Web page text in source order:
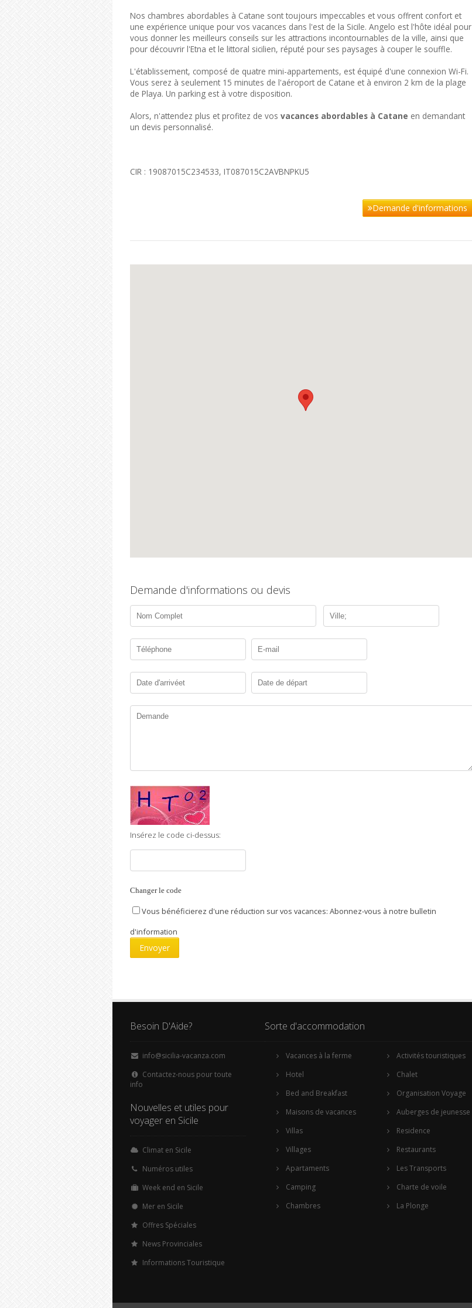
Nos chambres abordables à Catane sont toujours impeccables et vous offrent confort et
une expérience unique pour vos vacances dans l'est de la Sicile. Angelo est l'hôte idéal pour
vous donner les meilleurs conseils sur les attractions incontournables de la ville, ainsi que
pour découvrir l'Etna et le littoral sicilien, réputé pour ses paysages à couper le souffle.
L'établissement, composé de quatre mini-appartements, est équipé d'une connexion Wi-Fi.
Vous serez à seulement 15 minutes de l'aéroport de Catane et à environ 2 km de la plage
de Playa. Un parking est à votre disposition.
Alors, n'attendez plus et profitez de vos vacances abordables à Catane en demandant
un devis personnalisé.
CIR : 19087015C234533, IT087015C2AVBNPKU5
Demande d'informations
Demande d'informations ou devis
Insérez le code ci-dessus:
Changer le code
Vous bénéficierez d'une réduction sur vos vacances: Abonnez-vous à notre bulletin
d'information
Besoin D'Aide?
info@sicilia-vacanza.com
Contactez-nous pour toute
info
Nouvelles et utiles pour
voyager en Sicile
Climat en Sicile
Numéros utiles
Week end en Sicile
Mer en Sicile
Offres Spéciales
News Provinciales
Informations Touristique
Sorte d'accommodation
Vacances à la ferme
Hotel
Bed and Breakfast
Maisons de vacances
Villas
Villages
Apartaments
Camping
Chambres
Activités touristiques
Chalet
Organisation Voyage
Auberges de jeunesse
Residence
Restaurants
Les Transports
Charte de voile
La Plonge